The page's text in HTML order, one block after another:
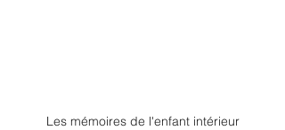
Les mémoires de l'enfant intérieur